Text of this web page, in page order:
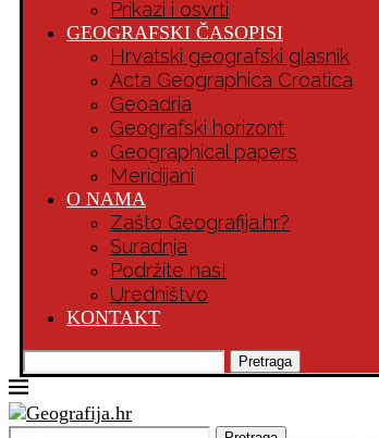
Prikazi i osvrti
GEOGRAFSKI ČASOPISI
Hrvatski geografski glasnik
Acta Geographica Croatica
Geoadria
Geografski horizont
Geographical papers
Meridijani
O NAMA
Zašto Geografija.hr?
Suradnja
Podržite nas!
Uredništvo
KONTAKT
Pretraga